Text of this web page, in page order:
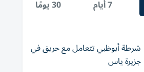
7 أيام 30 يومًا
شرطة أبوظبي تتعامل مع حريق في
جزيرة ياس